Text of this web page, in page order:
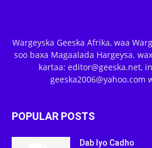
Wargeyska Geeska Afrika, waa
soo baxa Magaalada Hargeysa.
kartaa: editor@geeska.net,
geeska2006@yahoo.com
POPULAR POSTS
Dab Iyo Cadho